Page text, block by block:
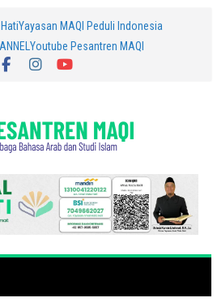
Yayasan MAQI Peduli Indonesia
Youtube Pesantren MAQI